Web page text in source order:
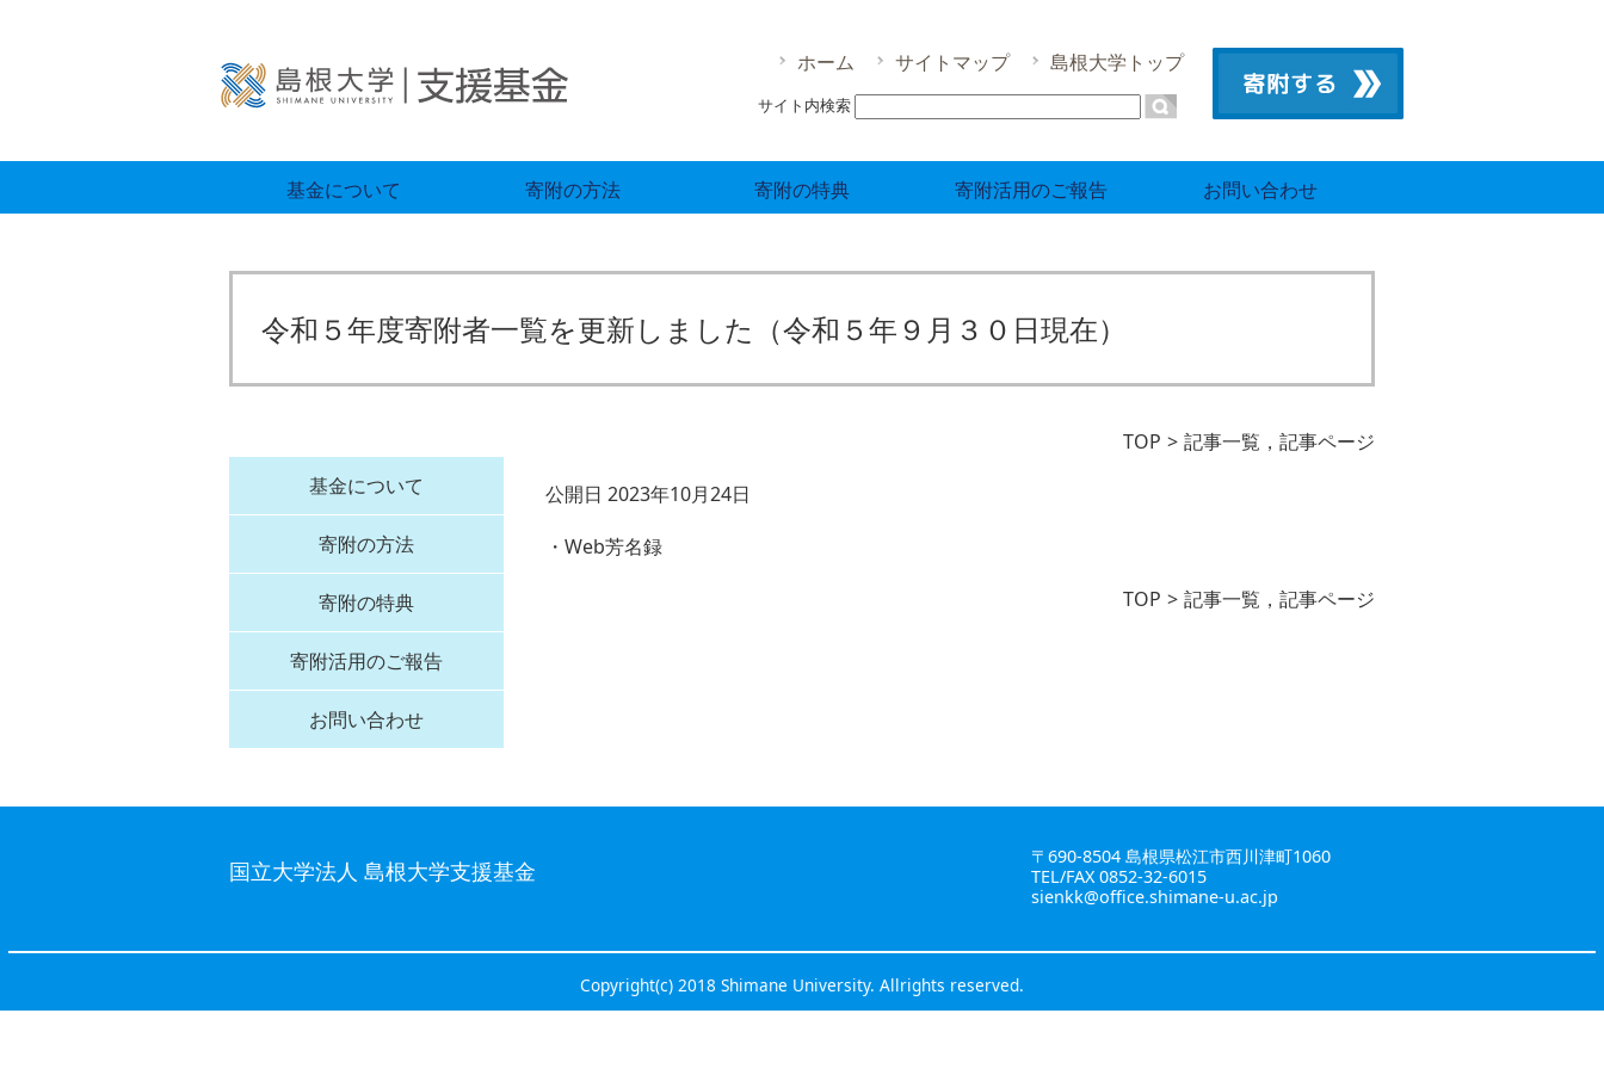
島根大学トップ
サイトマップ
ホーム
サイト内検索
基金について 寄附の方法 寄附の特典 寄附活用のご報告 お問い合わせ
令和５年度寄附者一覧を更新しました（令和５年９月３０日現在）
TOP
記事一覧，記事ページ
公開日 2023年10月24日
・Web芳名録
TOP
記事一覧，記事ページ
基金について
寄附の方法
寄附の特典
寄附活用のご報告
お問い合わせ
国立大学法人 島根大学支援基金
〒690-8504 島根県松江市西川津町1060
TEL/FAX 0852-32-6015
sienkk@office.shimane-u.ac.jp
Copyright(c) 2018 Shimane University. Allrights reserved.